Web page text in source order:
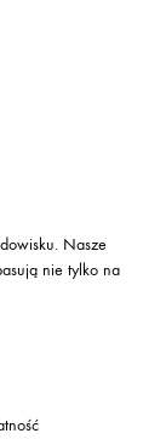
Nasze
nie tylko na